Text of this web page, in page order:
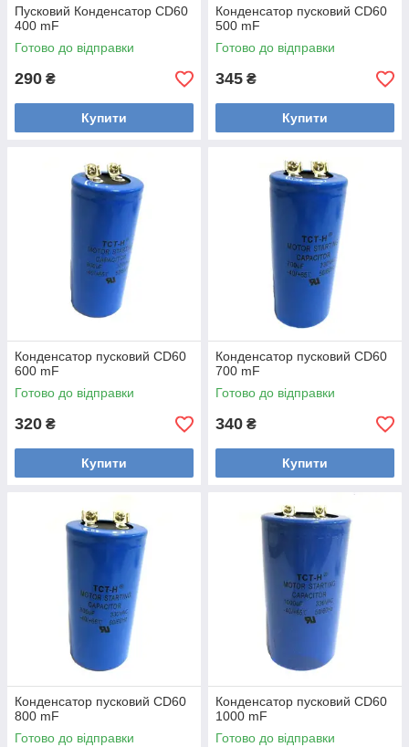
Пусковий Конденсатор CD60
400 mF
Готово до відправки
290 ₴
Купити
Конденсатор пусковий CD60
500 mF
Готово до відправки
345 ₴
Купити
Конденсатор пусковий CD60
600 mF
Готово до відправки
320 ₴
Купити
Конденсатор пусковий CD60
700 mF
Готово до відправки
340 ₴
Купити
Конденсатор пусковий CD60
800 mF
Готово до відправки
Конденсатор пусковий CD60
1000 mF
Готово до відправки